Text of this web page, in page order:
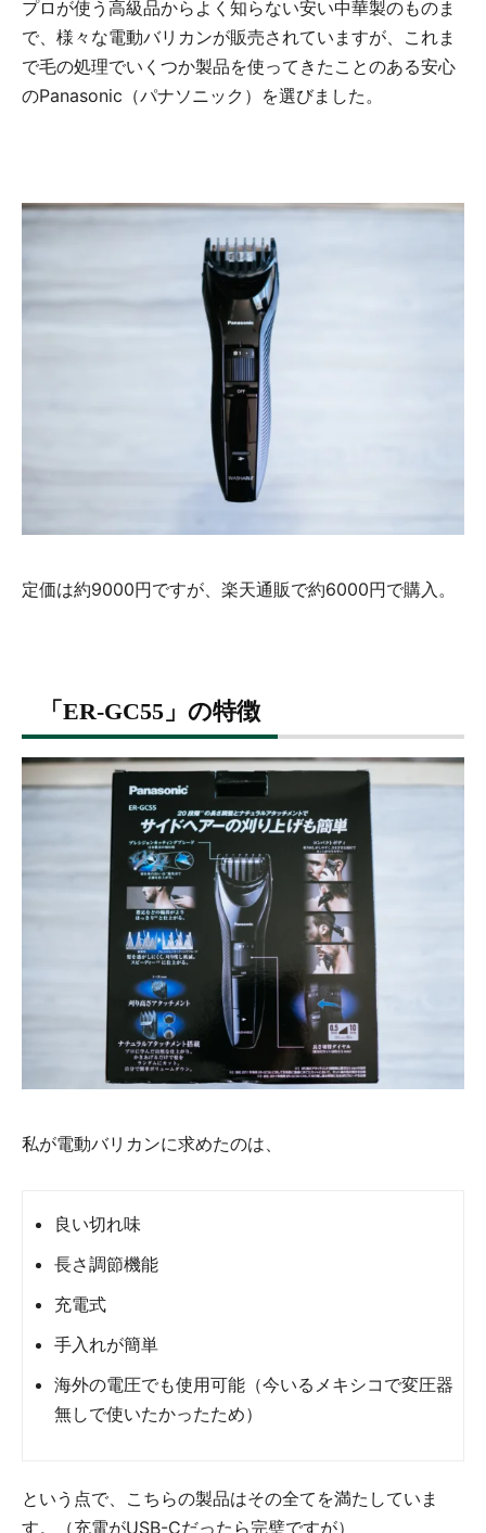
プロが使う高級品からよく知らない安い中華製のものま
で、様々な電動バリカンが販売されていますが、これま
で毛の処理でいくつか製品を使ってきたことのある安心
のPanasonic（パナソニック）を選びました。
定価は約9000円ですが、楽天通販で約6000円で購入。
「ER-GC55」の特徴
私が電動バリカンに求めたのは、
良い切れ味
長さ調節機能
充電式
手入れが簡単
海外の電圧でも使用可能（今いるメキシコで変圧器
無しで使いたかったため）
という点で、こちらの製品はその全てを満たしていま
す。（充電がUSB-Cだったら完璧ですが）